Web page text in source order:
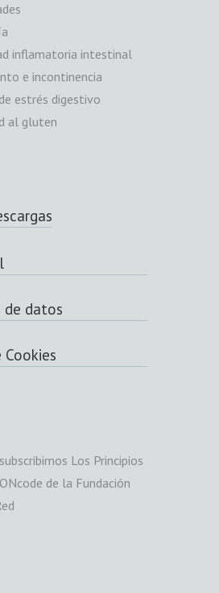
inflamatoria intestinal
e incontinencia
estrés digestivo
al gluten
de datos